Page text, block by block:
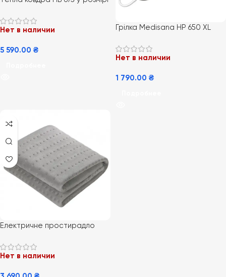
Нет в наличии
5 590.00 ₴
Грілка Medisana HP 650 XL
Нет в наличии
1 790.00 ₴
Електричне простирадло
Нет в наличии